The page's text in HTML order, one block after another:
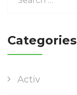
Categories
Activ